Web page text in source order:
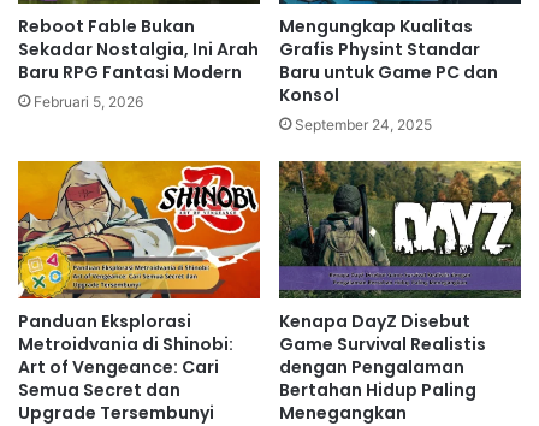
Reboot Fable Bukan
Sekadar Nostalgia, Ini Arah
Baru RPG Fantasi Modern
Februari 5, 2026
Mengungkap Kualitas
Grafis Physint Standar
Baru untuk Game PC dan
Konsol
September 24, 2025
Panduan Eksplorasi
Metroidvania di Shinobi:
Art of Vengeance: Cari
Semua Secret dan
Upgrade Tersembunyi
Kenapa DayZ Disebut
Game Survival Realistis
dengan Pengalaman
Bertahan Hidup Paling
Menegangkan